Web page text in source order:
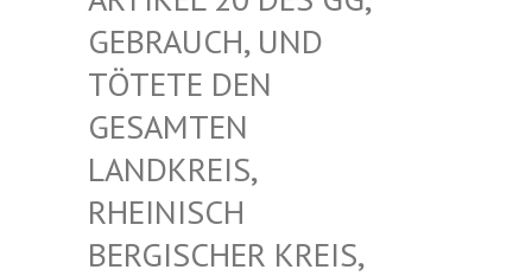
EBRAUCH, UND T
ÖTETE DEN G
ESAMTEN L
ANDKREIS, R
HEINISCH B
ERGISCHER KREIS, B